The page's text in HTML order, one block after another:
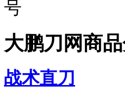
号
大鹏刀网商
战术直刀